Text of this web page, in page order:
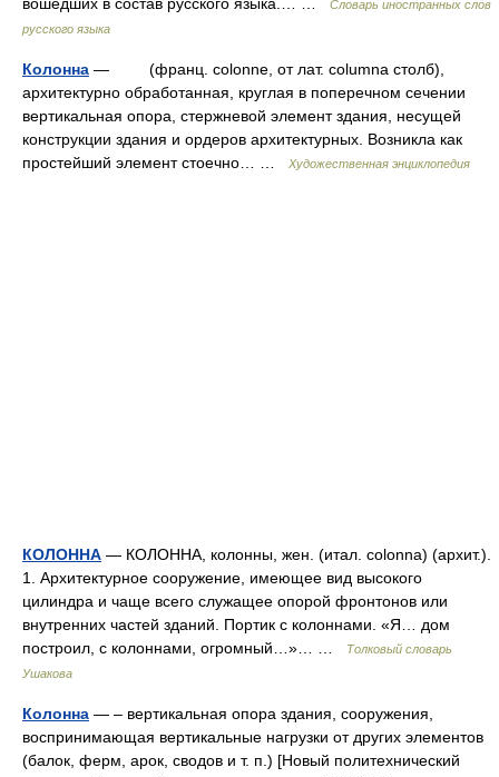
Словарь иностранных слов
русского языка
Колонна — (франц. colonne, от лат. columna столб),
архитектурно обработанная, круглая в поперечном сечении
вертикальная опора, стержневой элемент здания, несущей
конструкции здания и ордеров архитектурных. Возникла как
простейший элемент стоечно… …
Художественная энциклопедия
КОЛОННА — КОЛОННА, колонны, жен. (итал. colonna) (архит.).
1. Архитектурное сооружение, имеющее вид высокого
цилиндра и чаще всего служащее опорой фронтонов или
внутренних частей зданий. Портик с колоннами. «Я… дом
построил, с колоннами, огромный…»… …
Толковый словарь
Ушакова
Колонна — – вертикальная опора здания, сооружения,
воспринимающая вертикальные нагрузки от других элементов
(балок, ферм, арок, сводов и т. п.) [Новый политехнический